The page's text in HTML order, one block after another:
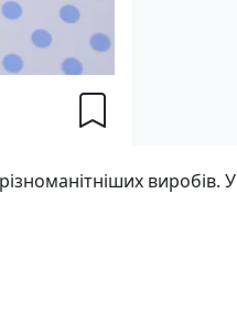
виробів. У